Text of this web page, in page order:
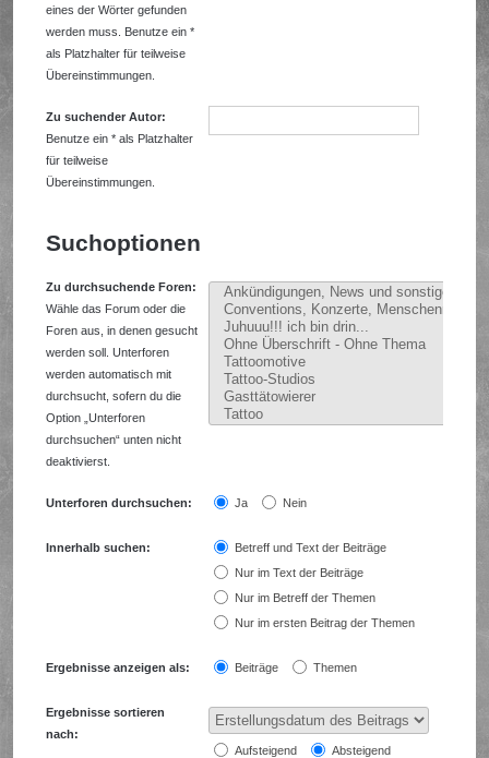
eines der Wörter gefunden
werden muss. Benutze ein *
als Platzhalter für teilweise
Übereinstimmungen.
Zu suchender Autor:
Benutze ein * als Platzhalter
für teilweise
Übereinstimmungen.
Suchoptionen
Zu durchsuchende Foren:
Wähle das Forum oder die
Foren aus, in denen gesucht
werden soll. Unterforen
werden automatisch mit
durchsucht, sofern du die
Option „Unterforen
durchsuchen“ unten nicht
deaktivierst.
Unterforen durchsuchen: Ja Nein
Innerhalb suchen:
Betreff und Text der Beiträge
Nur im Text der Beiträge
Nur im Betreff der Themen
Nur im ersten Beitrag der Themen
Ergebnisse anzeigen als: Beiträge Themen
Ergebnisse sortieren
nach:
Aufsteigend
Absteigend